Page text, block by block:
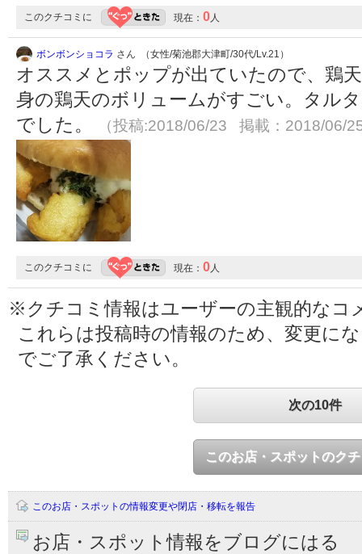
このクチコミに 現在： 0人
ボンボンショコラ さん （女性/菊池郡大津町/30代/Lv.21）
オススメとポップが出ていたので、鶏
身の鶏天のボリュームがすごい。タル
でした。
（投稿:2018/06/23 掲載：2018/06/
このクチコミに 現在： 0人
※クチコミ情報はユーザーの主観的なコ
これらは投稿時の情報のため、変更に
でご了承ください。
次の10件
このお店・スポットのク
このお店・スポットの情報変更や閉店・移転を報告
お店・スポット情報をブログにはる